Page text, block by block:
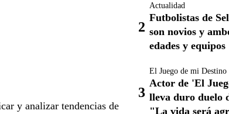
y analizar tendencias de
Actualidad
Futbolistas de
son novios y
edades y equipos
El Juego de mi Destino
Actor de 'El
lleva duro duelo
"La vida será